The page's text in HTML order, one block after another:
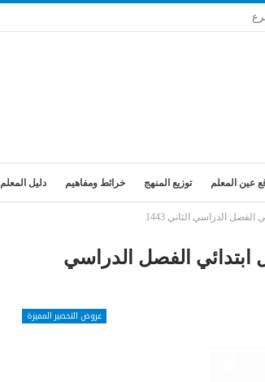
عين المعلم توزيع المنهج خرائط ومفاهيم دليل المعلم
الدراسي الثاني 1443
ابتدائي الفصل الدراسي
عروض التحضير المميزة